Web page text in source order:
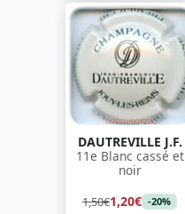
DAUTREVILLE J.F.
11e Blanc cassé et
noir
1,50€1,20€ -20%